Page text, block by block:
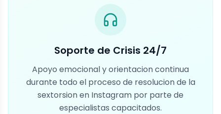
Soporte de Crisis 24/7
Apoyo emocional y orientacion continua
durante todo el proceso de resolucion de la
sextorsion en Instagram por parte de
especialistas capacitados.